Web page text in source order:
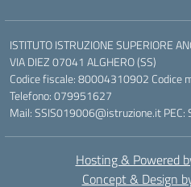
ISTITUTO ISTRUZIONE SUPERIORE
VIA DIEZ 07041 ALGHERO (SS)
Codice fiscale: 80004310902 Codice
Telefono: 079951627
Mail: SSIS019006@istruzione.it
Hosting & Powered
Concept & Design